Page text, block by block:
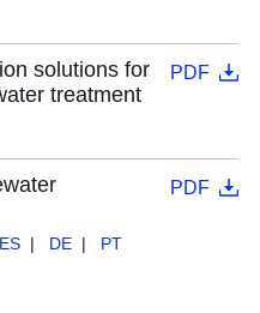
solutions for
treatment
PDF
PDF
ES DE PT